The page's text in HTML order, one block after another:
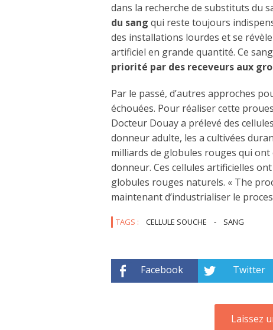
dans la recherche de substituts du
du sang qui reste toujours
des installations lourdes et se
artificiel en grande quantité. Ce
priorité par des receveurs aux
Par le passé, d’autres approches
échouées. Pour réaliser cette
Docteur Douay a prélevé des
donneur adulte, les a cultivées
milliards de globules rouges qui ont
donneur. Ces cellules artificielles
globules rouges naturels. « The
maintenant d’industrialiser le
TAGS : CELLULE SOUCHE - SANG
Facebook Twitter